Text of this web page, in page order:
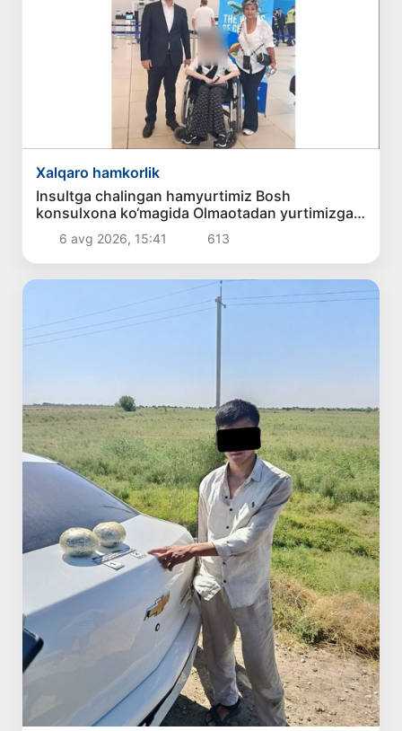
Xalqaro hamkorlik
Insultga chalingan hamyurtimiz Bosh
konsulxona ko‘magida Olmaotadan yurtimizga
qaytarildi
6 avg 2026, 15:41 613